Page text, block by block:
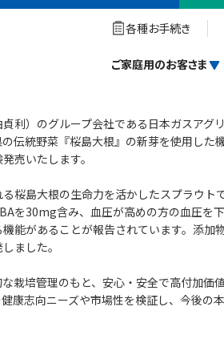
各種お手続き
ご家庭用のお客さま
菜を発売（日本ガスアグリ
）のグループ会社である日本ガスアグ
伝統野菜『桜島大根』の新芽を使用した
売いたします。
桜島大根の生命力を活かしたスプラウト
を30mg含み、血圧が高めの方の血圧を
能があることが報告されています。添加
ました。
栽培管理のもと、安心・安全で高付加価
康志向ニーズや市場性を検証し、今後の